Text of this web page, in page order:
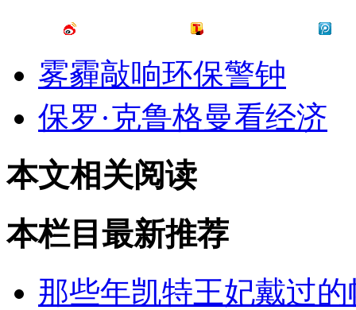
雾霾敲响环保警钟
保罗·克鲁格曼看经济
本文相关阅读
本栏目最新推荐
那些年凯特王妃戴过